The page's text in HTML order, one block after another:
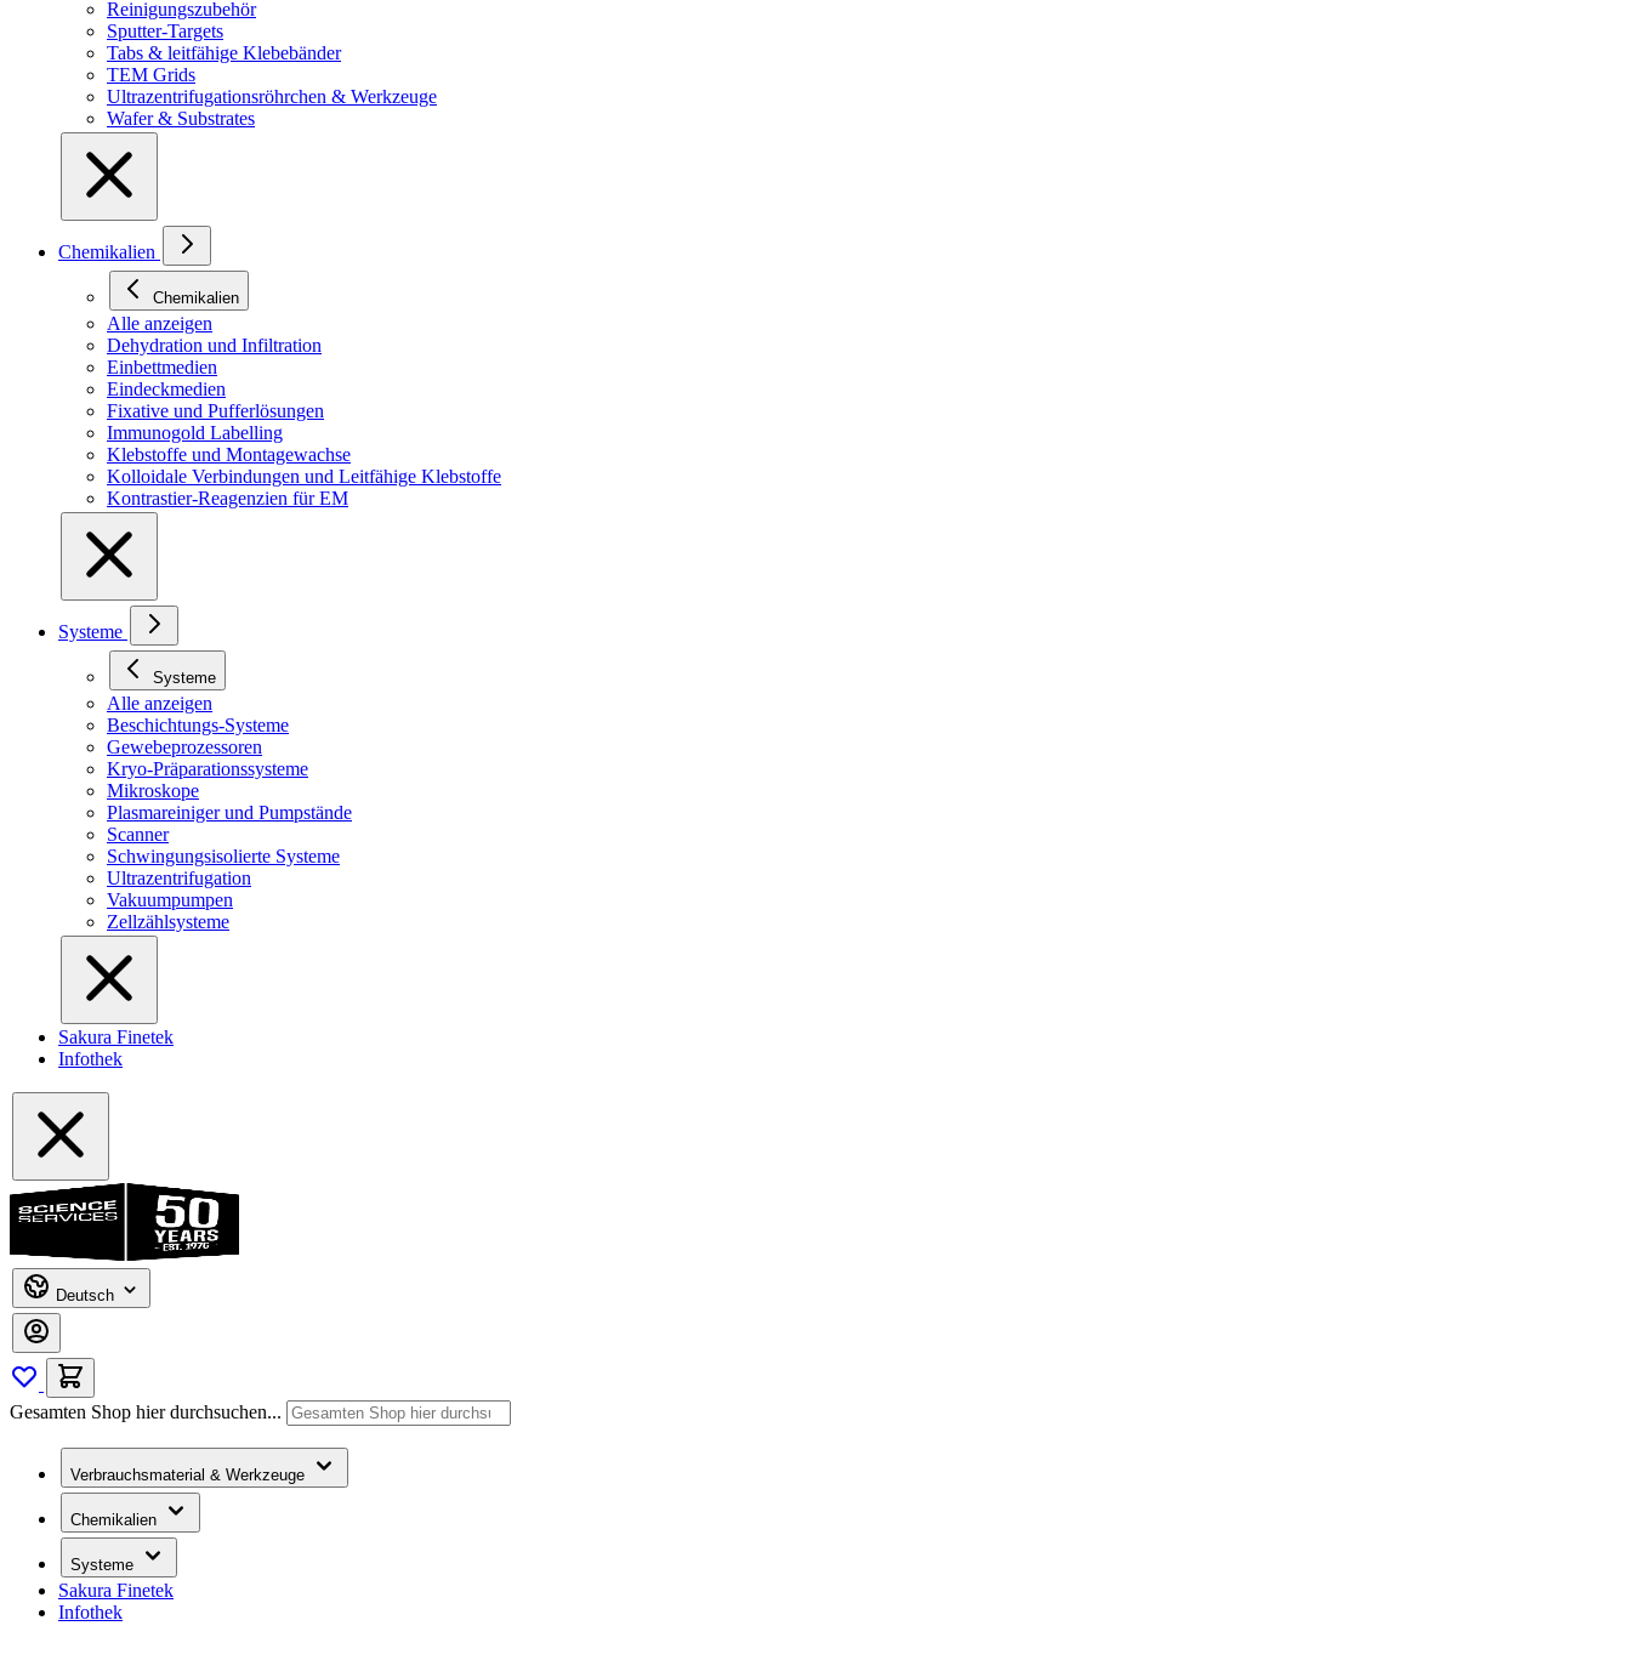
Reinigungszubehör
Sputter-Targets
Tabs & leitfähige Klebebänder
TEM Grids
Ultrazentrifugationsröhrchen & Werkzeuge
Wafer & Substrates
Chemikalien
Chemikalien
Alle anzeigen
Dehydration und Infiltration
Einbettmedien
Eindeckmedien
Fixative und Pufferlösungen
Immunogold Labelling
Klebstoffe und Montagewachse
Kolloidale Verbindungen und Leitfähige Klebstoffe
Kontrastier-Reagenzien für EM
Systeme
Systeme
Alle anzeigen
Beschichtungs-Systeme
Gewebeprozessoren
Kryo-Präparationssysteme
Mikroskope
Plasmareiniger und Pumpstände
Scanner
Schwingungsisolierte Systeme
Ultrazentrifugation
Vakuumpumpen
Zellzählsysteme
Sakura Finetek
Infothek
Deutsch
Gesamten Shop hier durchsuchen...
Verbrauchsmaterial & Werkzeuge
Chemikalien
Systeme
Sakura Finetek
Infothek